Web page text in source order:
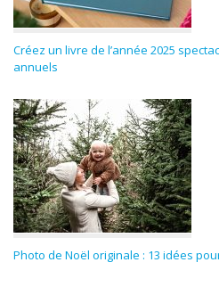
Créez un livre de l’année 2025
annuels
Photo de Noël originale : 13 idées